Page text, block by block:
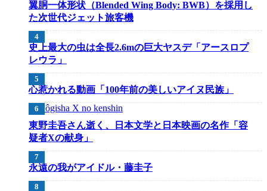
翼胴一体形状（Blended Wing Body: BWB）を採用し
た次世代ジェット旅客機
史上最大の虫は全長2.6mの巨大ヤスデ「アースロプ
レウラ」
心惹かれる動画「100年前の美しいアイヌ民族」
東野圭吾さん逝く、日本文学と日本映画の名作「容
疑者Xの献身」
永遠の我がアイドル・藤圭子